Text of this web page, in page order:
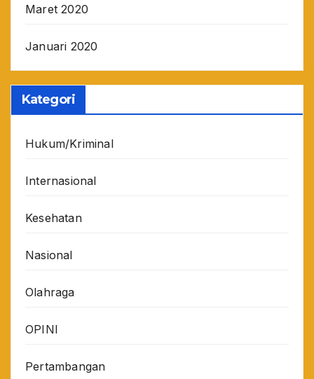
Maret 2020
Januari 2020
Kategori
Hukum/Kriminal
Internasional
Kesehatan
Nasional
Olahraga
OPINI
Pertambangan